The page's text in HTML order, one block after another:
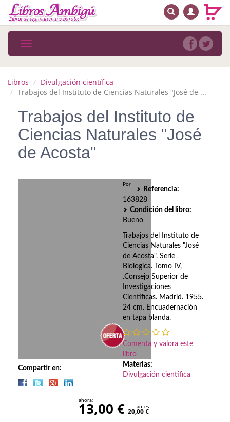
MENÚ PRINCIPAL
Novedades
MATERIAS
Arte
Astrología. Ocultismo
Autoayuda. Conocimiento personal
Deportes
Derecho
BUSCAR
Toggle
navigation
Libros
Divulgación científica
Trabajos del Instituto de Ciencias Naturales "José de ...
Trabajos del Instituto de
Ciencias Naturales "José
de Acosta"
Compartir en:
Por
Referencia:
163828
Condición del libro:
Bueno
Trabajos del Instituto de
Ciencias Naturales "José
de Acosta". Serie
Biologica. Tomo IV,
.Consejo Superior de
Investigaciones
Científicas. Madrid. 1955.
24 cm. Encuadernación
en tapa blanda.
Comenta y valora este
libro
Materias:
Divulgación científica
ahora:
13,00 € antes
20,00 €